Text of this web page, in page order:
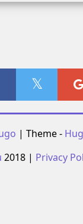
| Theme -
2018 | Privacy